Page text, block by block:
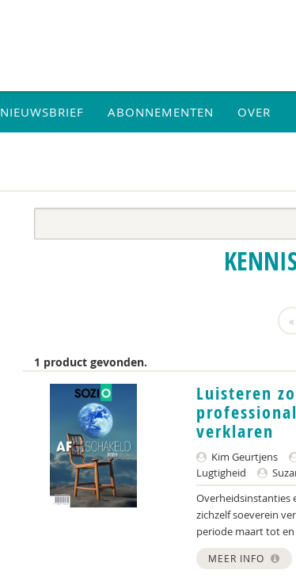
NIEUWSBRIEF ABONNEMENTEN OVER
«
1 product gevonden.
Luisteren
verklaren
Kim Geurtjens
Lugtigheid
Overheidsinstanties
zichzelf soeverein
periode maart tot en
MEER INFO